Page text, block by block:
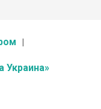
Украина»